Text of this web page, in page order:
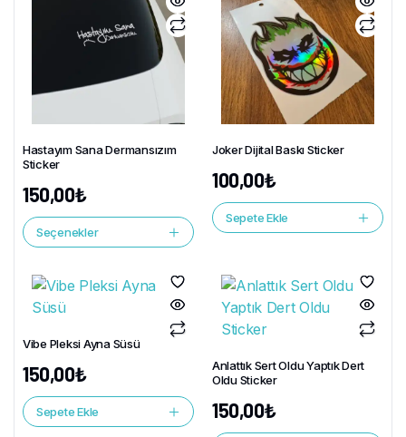
Hastayım Sana Dermansızım
Sticker
150,00₺
Seçenekler
Joker Dijital Baskı Sticker
100,00₺
Sepete Ekle
Vibe Pleksi Ayna Süsü
150,00₺
Sepete Ekle
Anlattık Sert Oldu Yaptık Dert
Oldu Sticker
150,00₺